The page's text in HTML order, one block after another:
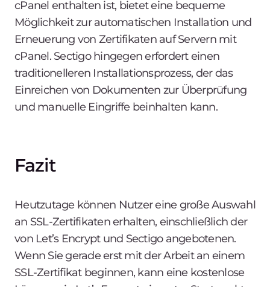
cPanel enthalten ist, bietet eine bequeme
Möglichkeit zur automatischen Installation und
Erneuerung von Zertifikaten auf Servern mit
cPanel. Sectigo hingegen erfordert einen
traditionelleren Installationsprozess, der das
Einreichen von Dokumenten zur Überprüfung
und manuelle Eingriffe beinhalten kann.
Fazit
Heutzutage können Nutzer eine große Auswahl
an SSL-Zertifikaten erhalten, einschließlich der
von Let’s Encrypt und Sectigo angebotenen.
Wenn Sie gerade erst mit der Arbeit an einem
SSL-Zertifikat beginnen, kann eine kostenlose